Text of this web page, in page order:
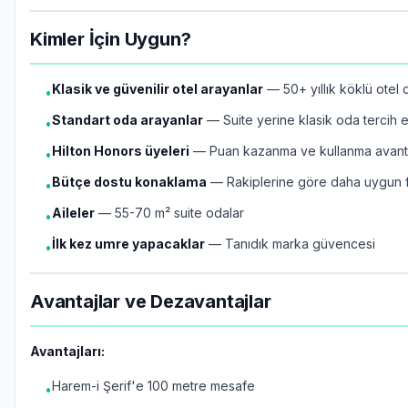
Kimler İçin Uygun?
•Klasik ve güvenilir otel arayanlar — 50+ yıllık köklü otel
•Standart oda arayanlar — Suite yerine klasik oda tercih
•Hilton Honors üyeleri — Puan kazanma ve kullanma
•Bütçe dostu konaklama — Rakiplerine göre daha uygun
•Aileler — 55-70 m² suite odalar
•İlk kez umre yapacaklar — Tanıdık marka güvencesi
Avantajlar ve Dezavantajlar
Avantajları:
•Harem-i Şerif'e 100 metre mesafe